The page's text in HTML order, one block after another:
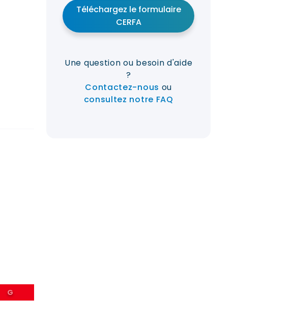
Téléchargez le formulaire
CERFA
Une question ou besoin d'aide
?
Contactez-nous ou
consultez notre FAQ